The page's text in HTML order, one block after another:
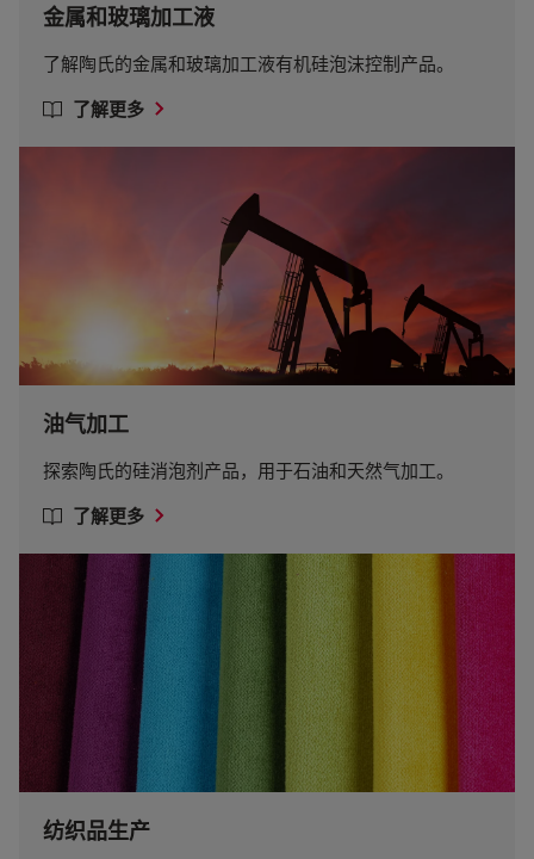
金属和玻璃加工液
了解陶氏的金属和玻璃加工液有机硅泡沫控制产品。
了解更多
油气加工
探索陶氏的硅消泡剂产品，用于石油和天然气加工。
了解更多
纺织品生产